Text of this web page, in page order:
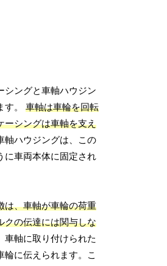
シングと車軸ハウジン
す。車軸は車輪を回転
ーシングは車軸を支え
軸ハウジングは、この
に車両本体に固定され
は、車軸が車輪の荷重
クの伝達には関与しな
車軸に取り付けられた
輪に伝えられます。こ